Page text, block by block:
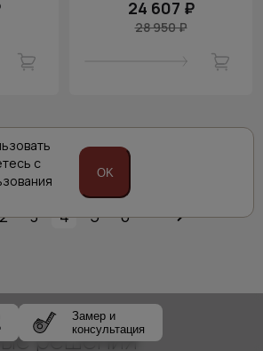
24 607 ₽
28 950 ₽
Показать ещё
2 3 4 5 6
решения
Замер и
консультация
с
OK